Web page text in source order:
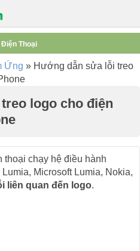
Điện Thoại
Ứng » Hướng dẫn sửa lỗi treo
logo cho điện
chạy hệ điều hành
Microsoft Lumia, Nokia,
liên quan đến logo.